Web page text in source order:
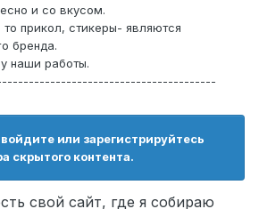
и со вкусом.
прикол, стикеры- являются
бренда.
наши работы.
или зарегистрируйтесь
скрытого контента.
свой сайт, где я собираю